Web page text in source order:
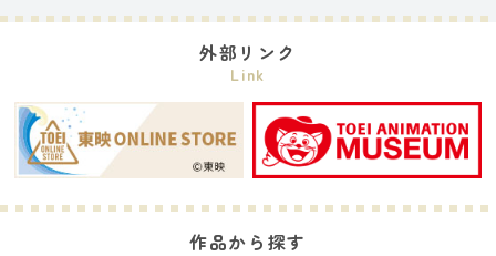
外部リンク
Link
作品から探す